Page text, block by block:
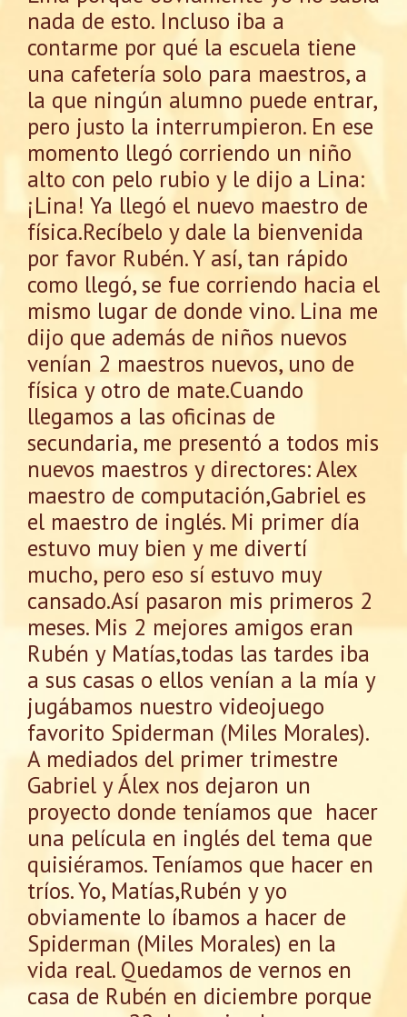
nada de esto. Incluso iba a
contarme por qué la escuela tiene
una cafetería solo para maestros, a
la que ningún alumno puede entrar,
pero justo la interrumpieron. En ese
momento llegó corriendo un niño
alto con pelo rubio y le dijo a Lina:
¡Lina! Ya llegó el nuevo maestro de
física.Recíbelo y dale la bienvenida
por favor Rubén. Y así, tan rápido
como llegó, se fue corriendo hacia el
mismo lugar de donde vino. Lina me
dijo que además de niños nuevos
venían 2 maestros nuevos, uno de
física y otro de mate.Cuando
llegamos a las oficinas de
secundaria, me presentó a todos mis
nuevos maestros y directores: Alex
maestro de computación,Gabriel es
el maestro de inglés. Mi primer día
estuvo muy bien y me divertí
mucho, pero eso sí estuvo muy
cansado.Así pasaron mis primeros 2
meses. Mis 2 mejores amigos eran
Rubén y Matías,todas las tardes iba
a sus casas o ellos venían a la mía y
jugábamos nuestro videojuego
favorito Spiderman (Miles Morales).
A mediados del primer trimestre
Gabriel y Álex nos dejaron un
proyecto donde teníamos que hacer
una película en inglés del tema que
quisiéramos. Teníamos que hacer en
tríos. Yo, Matías,Rubén y yo
obviamente lo íbamos a hacer de
Spiderman (Miles Morales) en la
vida real. Quedamos de vernos en
casa de Rubén en diciembre porque